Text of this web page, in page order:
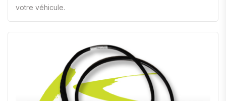
votre véhicule.